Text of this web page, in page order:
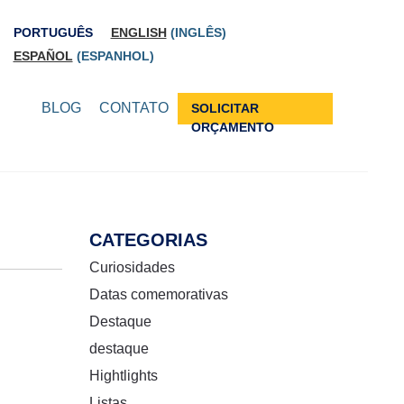
PORTUGUÊS ENGLISH(INGLÊS)
ESPAÑOL(ESPANHOL)
BLOG CONTATO
SOLICITAR
ORÇAMENTO
CATEGORIAS
Curiosidades
Datas comemorativas
Destaque
destaque
Hightlights